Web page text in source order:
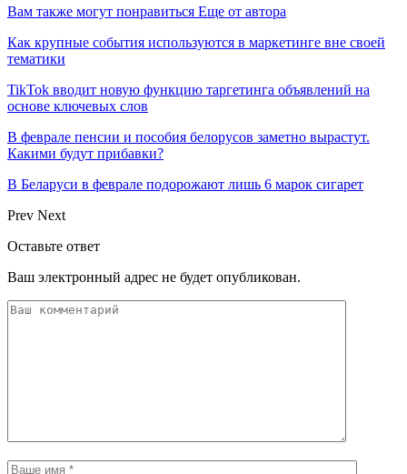
Вам также могут понравиться Еще от автора
Как крупные события используются в маркетинге вне своей
тематики
TikTok вводит новую функцию таргетинга объявлений на
основе ключевых слов
В феврале пенсии и пособия белорусов заметно вырастут.
Какими будут прибавки?
В Беларуси в феврале подорожают лишь 6 марок сигарет
Prev Next
Оставьте ответ
Ваш электронный адрес не будет опубликован.